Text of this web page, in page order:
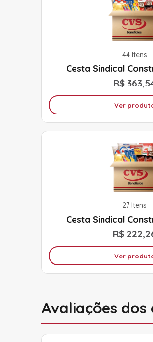
44 Itens
Cesta Sindical
R$
Ver
27 Itens
Cesta Sindical
R$
Ver
Avaliações dos